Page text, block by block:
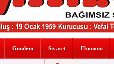
PTT Taşerona Geçiyor
Erhan Parlar vefat etti
Gündem Siyaset Ekonomi